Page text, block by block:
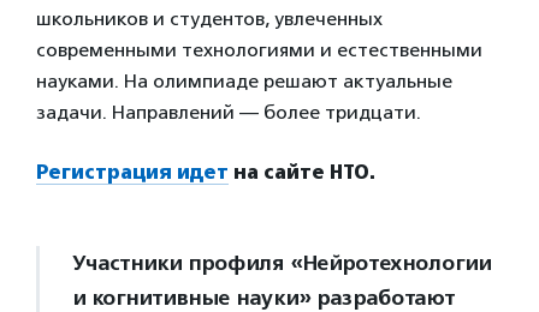
школьников и студентов, увлеченных
современными технологиями и естественными
науками. На олимпиаде решают актуальные
задачи. Направлений — более тридцати.
Регистрация идет на сайте НТО.
Участники профиля «Нейротехнологии
и когнитивные науки» разработают